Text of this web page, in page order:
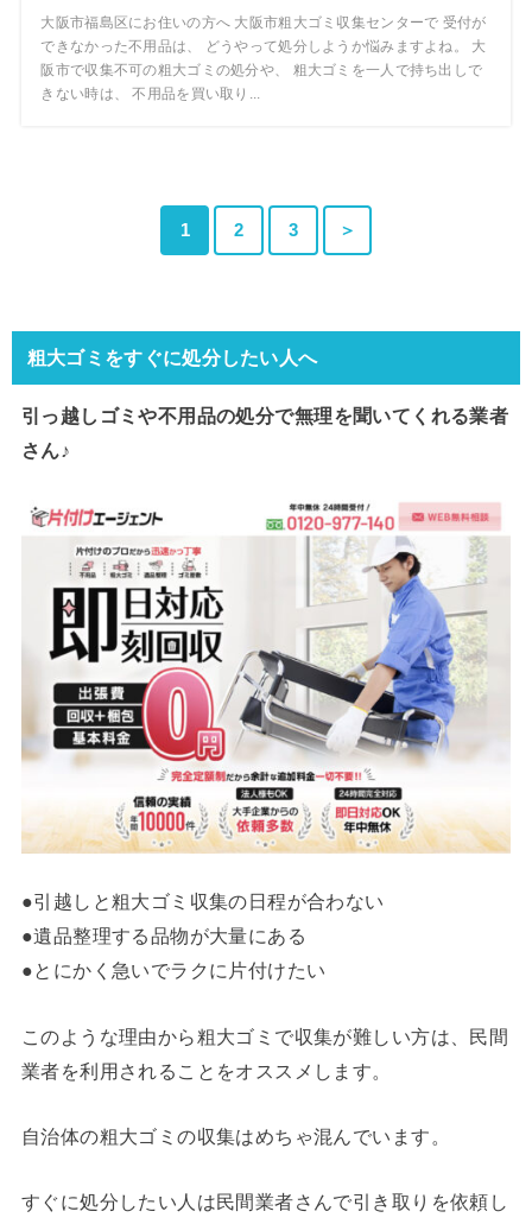
大阪市福島区にお住いの方へ 大阪市粗大ゴミ収集センターで 受付が
できなかった不用品は、 どうやって処分しようか悩みますよね。 大
阪市で収集不可の粗大ゴミの処分や、 粗大ゴミを一人で持ち出しで
きない時は、 不用品を買い取り...
1 2 3 ＞
粗大ゴミをすぐに処分したい人へ
引っ越しゴミや不用品の処分で無理を聞いてくれる業者
さん♪
●引越しと粗大ゴミ収集の日程が合わない
●遺品整理する品物が大量にある
●とにかく急いでラクに片付けたい
このような理由から粗大ゴミで収集が難しい方は、民間
業者を利用されることをオススメします。
自治体の粗大ゴミの収集はめちゃ混んでいます。
すぐに処分したい人は民間業者さんで引き取りを依頼し